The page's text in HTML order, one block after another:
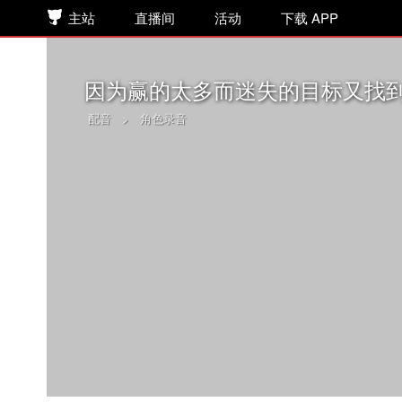
主站 直播间 活动 下载 APP
因为赢的太多而迷失的目标又找
配音 > 角色录音